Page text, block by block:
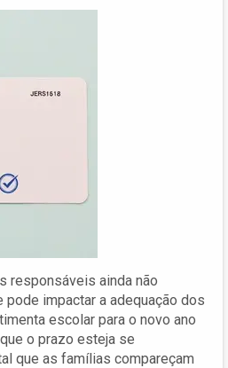
responsáveis ainda não
pode impactar a adequação dos
escolar para o novo ano
o prazo esteja se
que as famílias compareçam